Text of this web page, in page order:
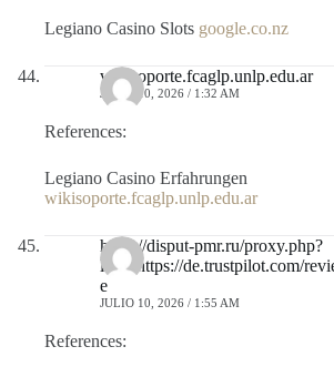
Legiano Casino Slots google.co.nz
wikisoporte.fcaglp.unlp.edu.ar
JULIO 10, 2026 / 1:32 AM
References:
Legiano Casino Erfahrungen
wikisoporte.fcaglp.unlp.edu.ar
https://disput-pmr.ru/proxy.php?
link=https://de.trustpilot.com/
e
JULIO 10, 2026 / 1:55 AM
References: